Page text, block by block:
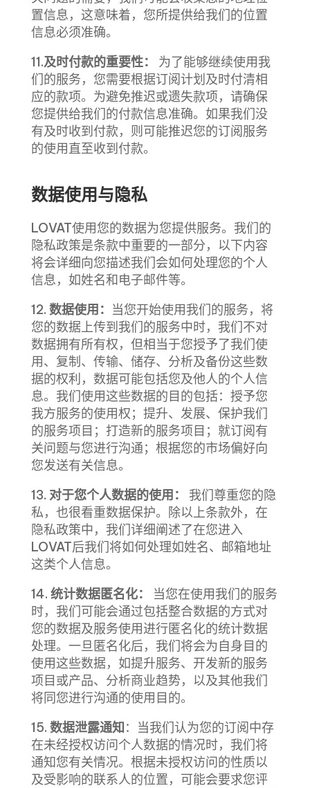
置信息，这意味着，您所提供给我们的位置
信息必须准确。
11.及时付款的重要性： 为了能够继续使用我
们的服务，您需要根据订阅计划及时付清相
应的款项。为避免推迟或遗失款项，请确保
您提供给我们的付款信息准确。如果我们没
有及时收到付款，则可能推迟您的订阅服务
的使用直至收到付款。
数据使用与隐私
LOVAT使用您的数据为您提供服务。我们的
隐私政策是条款中重要的一部分，以下内容
将会详细向您描述我们会如何处理您的个人
信息，如姓名和电子邮件等。
12. 数据使用： 当您开始使用我们的服务，将
您的数据上传到我们的服务中时，我们不对
数据拥有所有权，但相当于您授予了我们使
用、复制、传输、储存、分析及备份这些数
据的权利，数据可能包括您及他人的个人信
息。我们使用这些数据的目的包括：授予您
我方服务的使用权；提升、发展、保护我们
的服务项目；打造新的服务项目；就订阅有
关问题与您进行沟通；根据您的市场偏好向
您发送有关信息。
13. 对于您个人数据的使用： 我们尊重您的隐
私，也很看重数据保护。除以上条款外，在
隐私政策中，我们详细阐述了在您进入
LOVAT后我们将如何处理如姓名、邮箱地址
这类个人信息。
14. 统计数据匿名化： 当您在使用我们的服务
时，我们可能会通过包括整合数据的方式对
您的数据及服务使用进行匿名化的统计数据
处理。一旦匿名化后，我们将会为自身目的
使用这些数据，如提升服务、开发新的服务
项目或产品、分析商业趋势，以及其他我们
将同您进行沟通的使用目的。
15. 数据泄露通知：当我们认为您的订阅中存
在未经授权访问个人数据的情况时，我们将
通知您有关情况。根据未授权访问的性质以
及受影响的联系人的位置，可能会要求您评